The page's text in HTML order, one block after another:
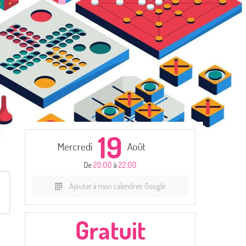
Mercredi 19 Août
De20:00 à 22:00
Ajouter à mon calendrier Google
Gratuit